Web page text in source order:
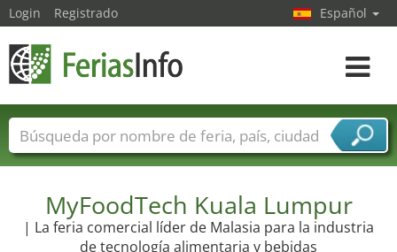
MyFoodTech Kuala Lumpur
| La feria comercial líder de Malasia para la industria
de tecnología alimentaria y bebidas
Login Registrado Español
toggle
Nombres de ferias Países
Ciudades
Sectores de proveedor de servicios